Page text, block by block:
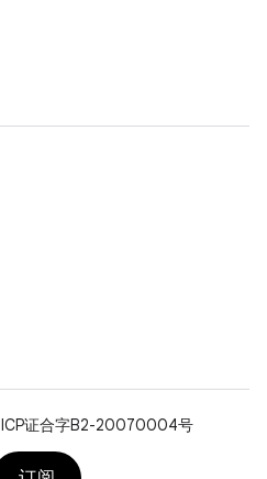
ICP证合字B2-20070004号